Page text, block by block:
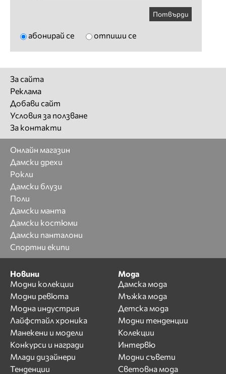
Потвърди
абонирай се отпиши се
За сайта
Реклама
Добави сайт
Условия за ползване
За контакти
Онлайн магазин
Дамски дрехи
Рокли
Дамски блузи
Поли
Дамски манта
Дамски костюми
Дамски панталони
Спортни екипи
Новини
Модни колекции
Модни ревюта
Модна индустрия
Лайфстайл хроника
Манекени и модели
Конкурси и награди
Млади дизайнери
Тенденции
Мода
Дамска мода
Мъжка мода
Детска мода
Модни тенденции
Колекции
Интервю
Модни съвети
Световна мода